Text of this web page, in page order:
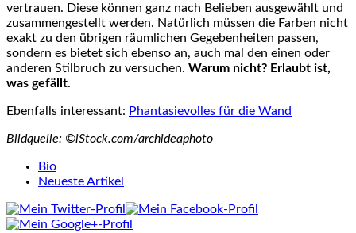
vertrauen. Diese können ganz nach Belieben ausgewählt und
zusammengestellt werden. Natürlich müssen die Farben nicht
exakt zu den übrigen räumlichen Gegebenheiten passen,
sondern es bietet sich ebenso an, auch mal den einen oder
anderen Stilbruch zu versuchen. Warum nicht? Erlaubt ist,
was gefällt.
Ebenfalls interessant: Phantasievolles für die Wand
Bildquelle: ©iStock.com/archideaphoto
following
tabs
change
Bio
Neueste Artikel